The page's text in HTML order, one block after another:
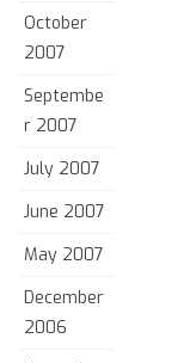
October
2007
Septembe
r 2007
July 2007
June 2007
May 2007
December
2006